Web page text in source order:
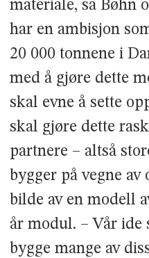
materiale, sa Bøhn
har en ambisjon
20 000 tonnene i
med å gjøre dette
skal evne å sette
skal gjøre dette
partnere – altså
bygger på vegne av
bilde av en modell
år modul. – Vår ide
bygge mange av